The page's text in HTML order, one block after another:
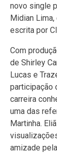
novo single
Midian Lima,
escrita por
Com
de Shirley
Lucas e
participação
carreira
uma das
Martinha.
amizade